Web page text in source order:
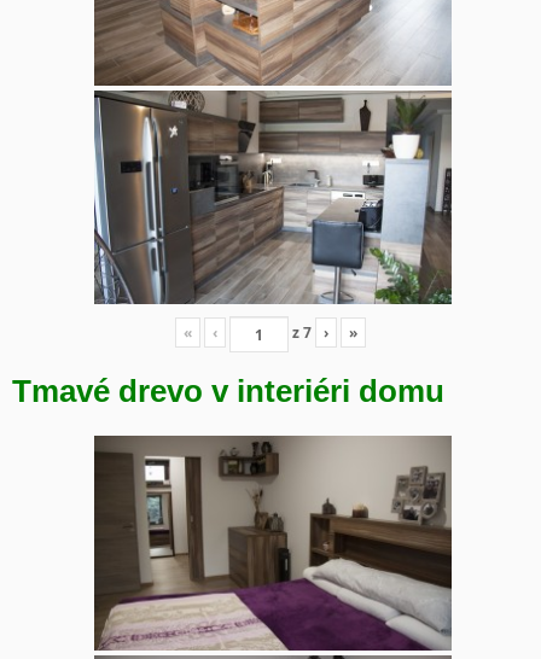
« ‹ z7 › »
Tmavé drevo v interiéri domu